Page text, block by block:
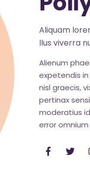
Aliquam
llus viverra
Alienum
expetendis in
nisl graecis,
pertinax
moderatius
error